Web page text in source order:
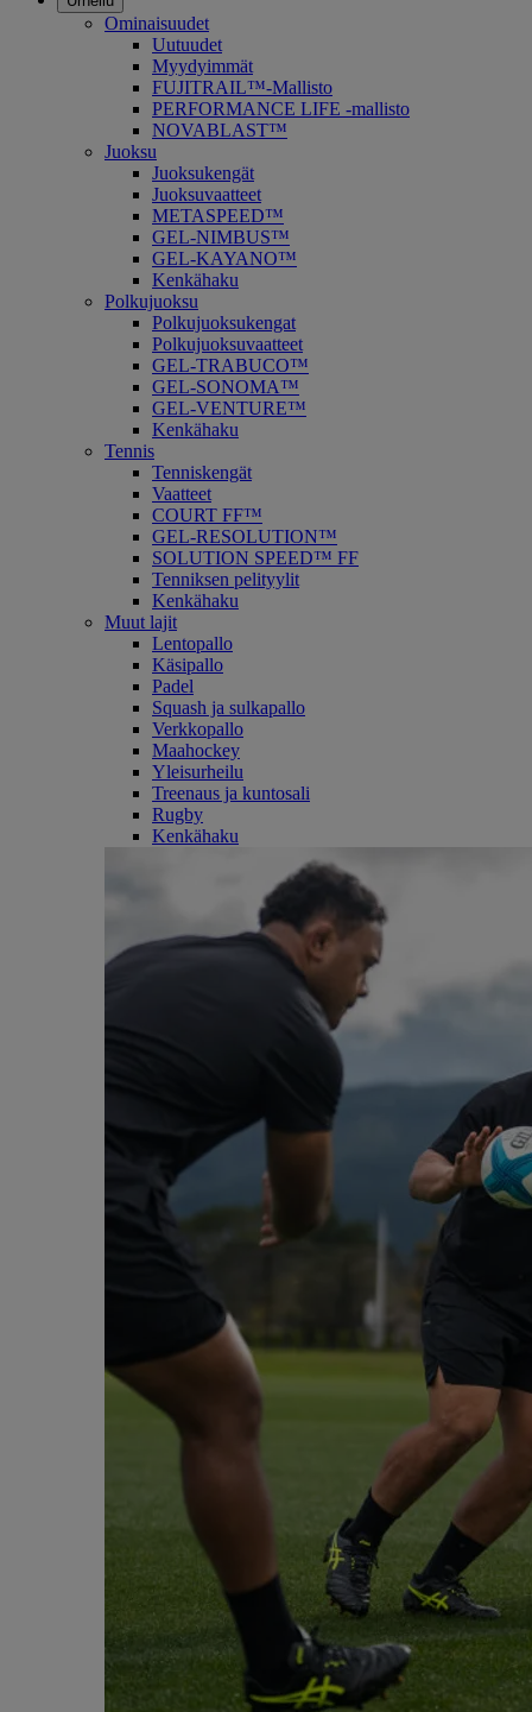
Ominaisuudet
Uutuudet
Myydyimmät
FUJITRAIL™-Mallisto
PERFORMANCE LIFE -mallisto
NOVABLAST™
Juoksu
Juoksukengät
Juoksuvaatteet
METASPEED™
GEL-NIMBUS™
GEL-KAYANO™
Kenkähaku
Polkujuoksu
Polkujuoksukengat
Polkujuoksuvaatteet
GEL-TRABUCO™
GEL-SONOMA™
GEL-VENTURE™
Kenkähaku
Tennis
Tenniskengät
Vaatteet
COURT FF™
GEL-RESOLUTION™
SOLUTION SPEED™ FF
Tenniksen pelityylit
Kenkähaku
Muut lajit
Lentopallo
Käsipallo
Padel
Squash ja sulkapallo
Verkkopallo
Maahockey
Yleisurheilu
Treenaus ja kuntosali
Rugby
Kenkähaku